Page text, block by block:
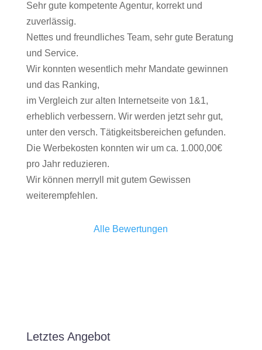
Sehr gute kompetente Agentur, korrekt und
zuverlässig.
Nettes und freundliches Team, sehr gute Beratung
und Service.
Wir konnten wesentlich mehr Mandate gewinnen
und das Ranking,
im Vergleich zur alten Internetseite von 1&1,
erheblich verbessern. Wir werden jetzt sehr gut,
unter den versch. Tätigkeitsbereichen gefunden.
Die Werbekosten konnten wir um ca. 1.000,00€
pro Jahr reduzieren.
Wir können merryll mit gutem Gewissen
weiterempfehlen.
Alle Bewertungen
Letztes Angebot